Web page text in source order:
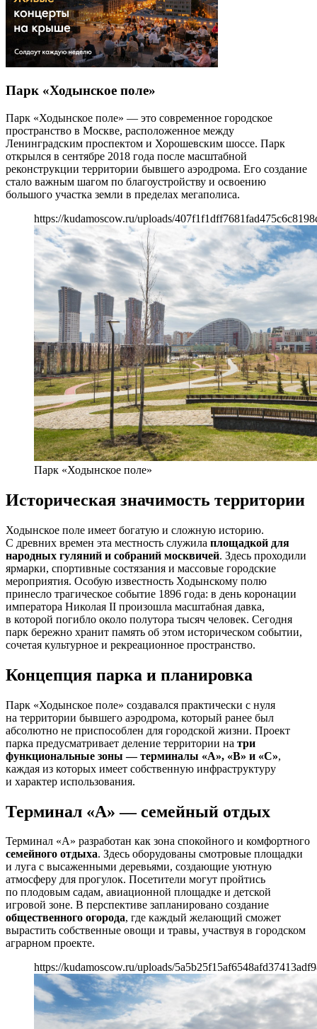
Парк «Ходынское поле»
Парк «Ходынское поле» — это современное городское
пространство в Москве, расположенное между
Ленинградским проспектом и Хорошевским шоссе. Парк
открылся в сентябре 2018 года после масштабной
реконструкции территории бывшего аэродрома. Его создание
стало важным шагом по благоустройству и освоению
большого участка земли в пределах мегаполиса.
https://kudamoscow.ru/uploads/
Парк «Ходынское поле»
Историческая значимость территории
Ходынское поле имеет богатую и сложную историю.
С древних времен эта местность служила площадкой для
народных гуляний и собраний москвичей. Здесь проходили
ярмарки, спортивные состязания и массовые городские
мероприятия. Особую известность Ходынскому полю
принесло трагическое событие 1896 года: в день коронации
императора Николая II произошла масштабная давка,
в которой погибло около полутора тысяч человек. Сегодня
парк бережно хранит память об этом историческом событии,
сочетая культурное и рекреационное пространство.
Концепция парка и планировка
Парк «Ходынское поле» создавался практически с нуля
на территории бывшего аэродрома, который ранее был
абсолютно не приспособлен для городской жизни. Проект
парка предусматривает деление территории на три
функциональные зоны — терминалы «А», «В» и «С»,
каждая из которых имеет собственную инфраструктуру
и характер использования.
Терминал «А» — семейный отдых
Терминал «А» разработан как зона спокойного и комфортного
семейного отдыха. Здесь оборудованы смотровые площадки
и луга с высаженными деревьями, создающие уютную
атмосферу для прогулок. Посетители могут пройтись
по плодовым садам, авиационной площадке и детской
игровой зоне. В перспективе запланировано создание
общественного огорода, где каждый желающий сможет
вырастить собственные овощи и травы, участвуя в городском
аграрном проекте.
https://kudamoscow.ru/uploads/